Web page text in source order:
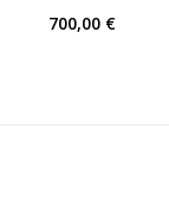
700,00 €